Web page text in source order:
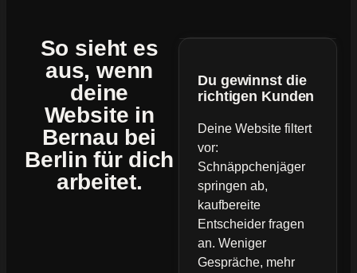
So sieht es
aus, wenn
deine
Website in
Bernau bei
Berlin für dich
arbeitet.
Du gewinnst die
richtigen Kunden
Deine Website filtert
vor:
Schnäppchenjäger
springen ab,
kaufbereite
Entscheider fragen
an. Weniger
Gespräche, mehr